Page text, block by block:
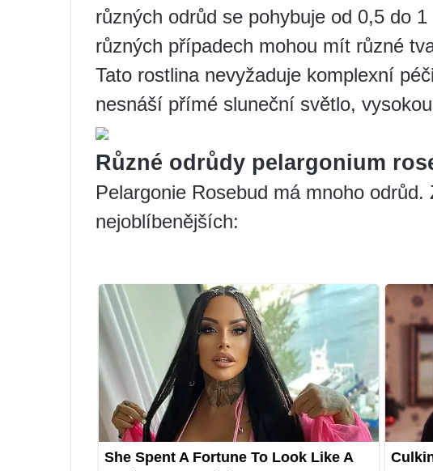
různých odrůd se pohybuje od 0,5 do
různých případech mohou mít různé
Tato rostlina nevyžaduje komplexní
nesnáší přímé sluneční světlo,
Různé odrůdy pelargonium
Pelargonie Rosebud má mnoho odrůd.
nejoblíbenějších: